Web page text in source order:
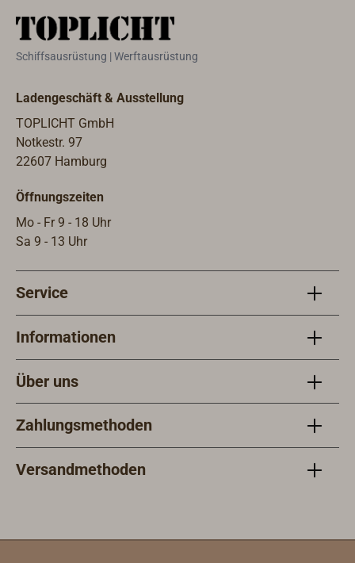
Schiffsausrüstung | Werftausrüstung
Ladengeschäft & Ausstellung
TOPLICHT GmbH
Notkestr. 97
22607 Hamburg
Öffnungszeiten
Mo - Fr 9 - 18 Uhr
Sa 9 - 13 Uhr
Service
Informationen
Über uns
Zahlungsmethoden
Versandmethoden